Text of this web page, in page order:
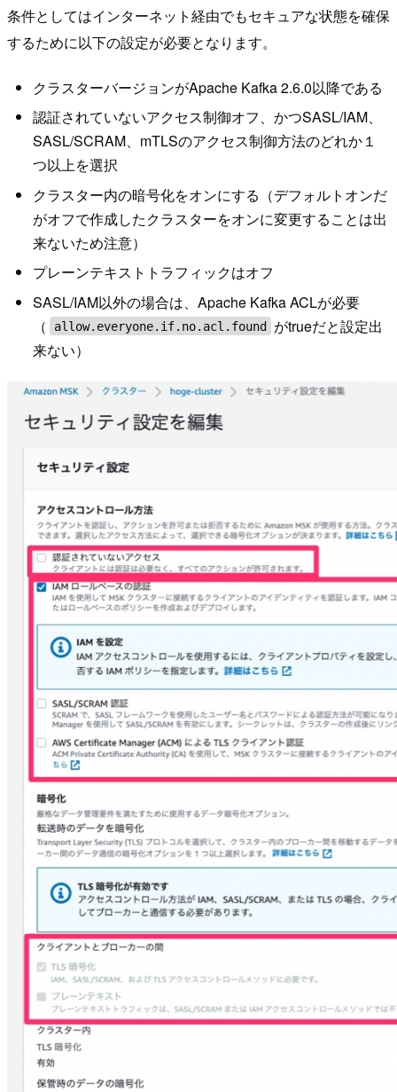
条件としてはインターネット経由でもセキュアな状態を確保
するために以下の設定が必要となります。
クラスターバージョンがApache Kafka 2.6.0以降である
認証されていないアクセス制御オフ、かつSASL/IAM、
SASL/SCRAM、mTLSのアクセス制御方法のどれか１
つ以上を選択
クラスター内の暗号化をオンにする（デフォルトオンだ
がオフで作成したクラスターをオンに変更することは出
来ないため注意）
プレーンテキストトラフィックはオフ
SASL/IAM以外の場合は、Apache Kafka ACLが必要
（
allow.everyone.if.no.acl.found がtrueだと設定出
来ない）